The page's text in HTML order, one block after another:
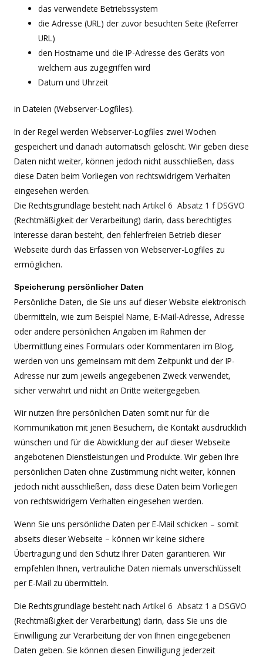
das verwendete Betriebssystem
die Adresse (URL) der zuvor besuchten Seite (Referrer
URL)
den Hostname und die IP-Adresse des Geräts von
welchem aus zugegriffen wird
Datum und Uhrzeit
in Dateien (Webserver-Logfiles).
In der Regel werden Webserver-Logfiles zwei Wochen
gespeichert und danach automatisch gelöscht. Wir geben diese
Daten nicht weiter, können jedoch nicht ausschließen, dass
diese Daten beim Vorliegen von rechtswidrigem Verhalten
eingesehen werden.
Die Rechtsgrundlage besteht nach Artikel 6 Absatz 1 f DSGVO
(Rechtmäßigkeit der Verarbeitung) darin, dass berechtigtes
Interesse daran besteht, den fehlerfreien Betrieb dieser
Webseite durch das Erfassen von Webserver-Logfiles zu
ermöglichen.
Speicherung persönlicher Daten
Persönliche Daten, die Sie uns auf dieser Website elektronisch
übermitteln, wie zum Beispiel Name, E-Mail-Adresse, Adresse
oder andere persönlichen Angaben im Rahmen der
Übermittlung eines Formulars oder Kommentaren im Blog,
werden von uns gemeinsam mit dem Zeitpunkt und der IP-
Adresse nur zum jeweils angegebenen Zweck verwendet,
sicher verwahrt und nicht an Dritte weitergegeben.
Wir nutzen Ihre persönlichen Daten somit nur für die
Kommunikation mit jenen Besuchern, die Kontakt ausdrücklich
wünschen und für die Abwicklung der auf dieser Webseite
angebotenen Dienstleistungen und Produkte. Wir geben Ihre
persönlichen Daten ohne Zustimmung nicht weiter, können
jedoch nicht ausschließen, dass diese Daten beim Vorliegen
von rechtswidrigem Verhalten eingesehen werden.
Wenn Sie uns persönliche Daten per E-Mail schicken – somit
abseits dieser Webseite – können wir keine sichere
Übertragung und den Schutz Ihrer Daten garantieren. Wir
empfehlen Ihnen, vertrauliche Daten niemals unverschlüsselt
per E-Mail zu übermitteln.
Die Rechtsgrundlage besteht nach Artikel 6 Absatz 1 a DSGVO
(Rechtmäßigkeit der Verarbeitung) darin, dass Sie uns die
Einwilligung zur Verarbeitung der von Ihnen eingegebenen
Daten geben. Sie können diesen Einwilligung jederzeit